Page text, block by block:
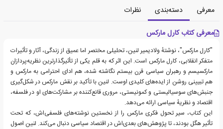
معرفی دسته‌بندی
نظرات
معرفی کتاب کارل مارکس
"کارل مارکس"، نوشتهٔ ولادیمیر لنین، تحلیلی مختصر اما عمیق از زندگی، آثار و تأثیرات
متفکر انقلابی، کارل مارکس است. این اثر که به قلم یکی از تأثیرگذارترین نظریه‌پردازان
مارکسیسم و رهبران سیاسی قرن بیستم نگاشته شده، هم ادای احترامی به مارکس و
هم تبیینی روشن از ایده‌های کلیدی اوست. لنین با تأکید بر نقش مارکس در شکل‌گیری
جنبش‌های سوسیالیستی و کمونیستی، مروری قانع‌کننده بر مشارکت‌های او در فلسفه،
اقتصاد و نظریهٔ سیاسی ارائه می‌دهد.
این کتاب، سیر تحول فکری مارکس را از نخستین نوشته‌های فلسفی‌اش، که تحت
تأثیر هگل بودند، تا پژوهش‌های بعدی‌اش در اقتصاد سیاسی دنبال می‌کند. لنین اصول